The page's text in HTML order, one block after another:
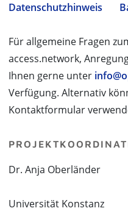
Datenschutzhinweis
Für allgemeine Fragen
access.network,
Ihnen gerne unter
Verfügung. Alternativ
Kontaktformular
Dr. Anja Oberländer
Universität Konstanz